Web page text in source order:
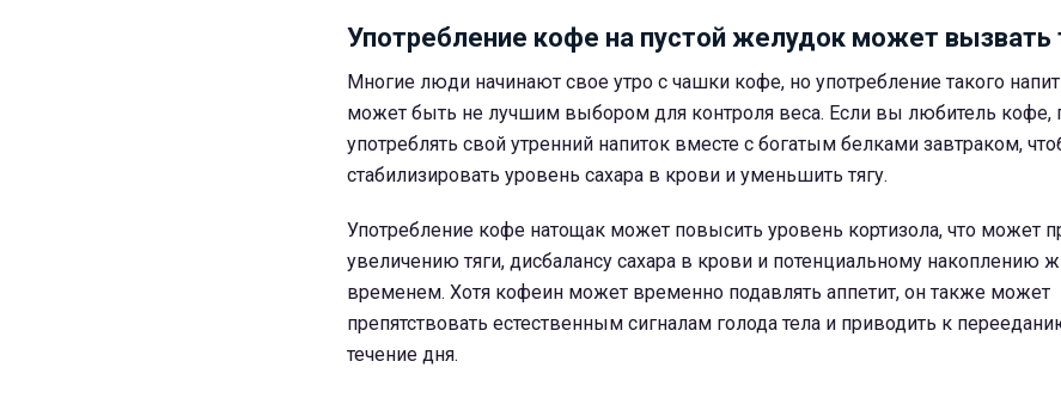
Употребление кофе на пустой желудок может вызвать
Многие люди начинают свое утро с чашки кофе, но употребление такого
может быть не лучшим выбором для контроля веса. Если вы любитель кофе,
употреблять свой утренний напиток вместе с богатым белками завтраком,
стабилизировать уровень сахара в крови и уменьшить тягу.
Употребление кофе натощак может повысить уровень кортизола, что может
увеличению тяги, дисбалансу сахара в крови и потенциальному накоплению
временем. Хотя кофеин может временно подавлять аппетит, он также может
препятствовать естественным сигналам голода тела и приводить к
течение дня.